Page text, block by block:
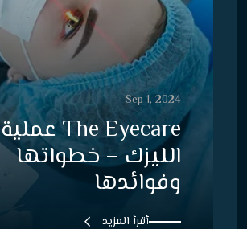
Sep 1, 2024
The Eyecare عملية
الليزك – خطواتها
وفوائدها
أقرأ المزيد